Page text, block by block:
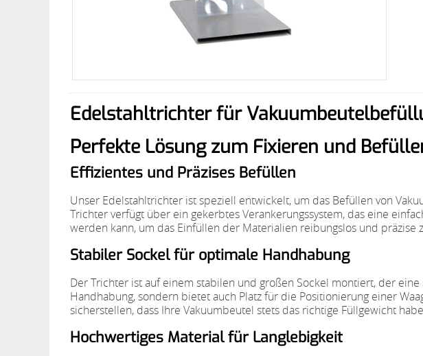
Edelstahltrichter für
Perfekte Lösung zum Fixieren und
Effizientes und Präzises Befüllen
Unser Edelstahltrichter ist speziell entwickelt, um das Befüllen von
Trichter verfügt über ein gekerbtes Verankerungssystem, das eine
werden kann, um das Einfüllen der Materialien reibungslos und präzise
Stabiler Sockel für optimale Handhabung
Der Trichter ist auf einem stabilen und großen Sockel montiert, der
Handhabung, sondern bietet auch Platz für die Positionierung einer
sicherstellen, dass Ihre Vakuumbeutel stets das richtige Füllgewicht
Hochwertiges Material für Langlebigkeit